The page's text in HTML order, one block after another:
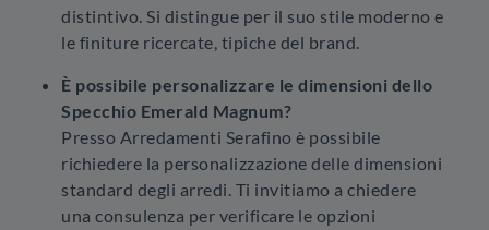
distintivo. Si distingue per il suo stile moderno e
le finiture ricercate, tipiche del brand.
È possibile personalizzare le dimensioni dello
Specchio Emerald Magnum?
Presso Arredamenti Serafino è possibile
richiedere la personalizzazione delle dimensioni
standard degli arredi. Ti invitiamo a chiedere
una consulenza per verificare le opzioni